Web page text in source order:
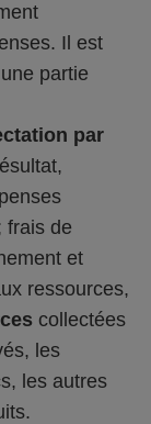
Il est
partie
par
frais de
et
ressources,
collectées
les
les autres